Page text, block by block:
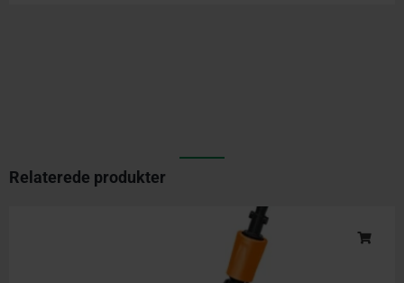
Relaterede produkter